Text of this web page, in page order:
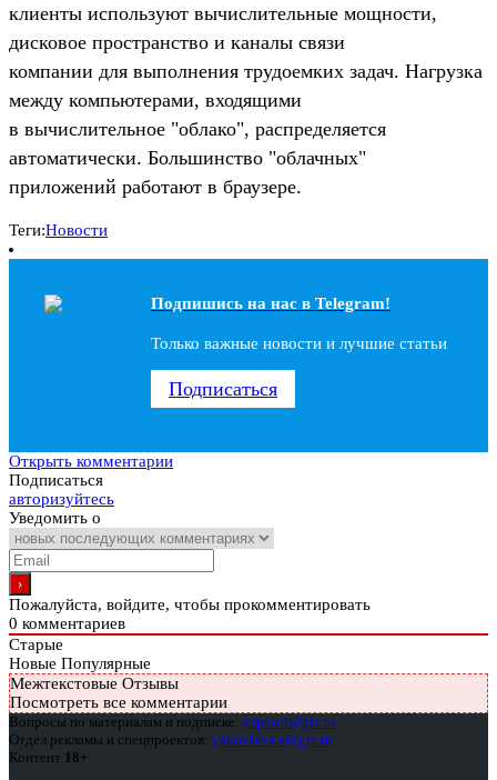
клиенты используют вычислительные мощности,
дисковое пространство и каналы связи
компании для выполнения трудоемких задач. Нагрузка
между компьютерами, входящими
в вычислительное "облако", распределяется
автоматически. Большинство "облачных"
приложений работают в браузере.
Теги:Новости
Подпишись на наc в Telegram!
Только важные новости и лучшие статьи
Подписаться
Открыть комментарии
Подписаться
авторизуйтесь
Уведомить о
Пожалуйста, войдите, чтобы прокомментировать
0 комментариев
Старые
Новые Популярные
Межтекстовые Отзывы
Посмотреть все комментарии
Вопросы по материалам и подписке: support@glc.ru
Отдел рекламы и спецпроектов: yakovleva.a@glc.ru
Контент 18+